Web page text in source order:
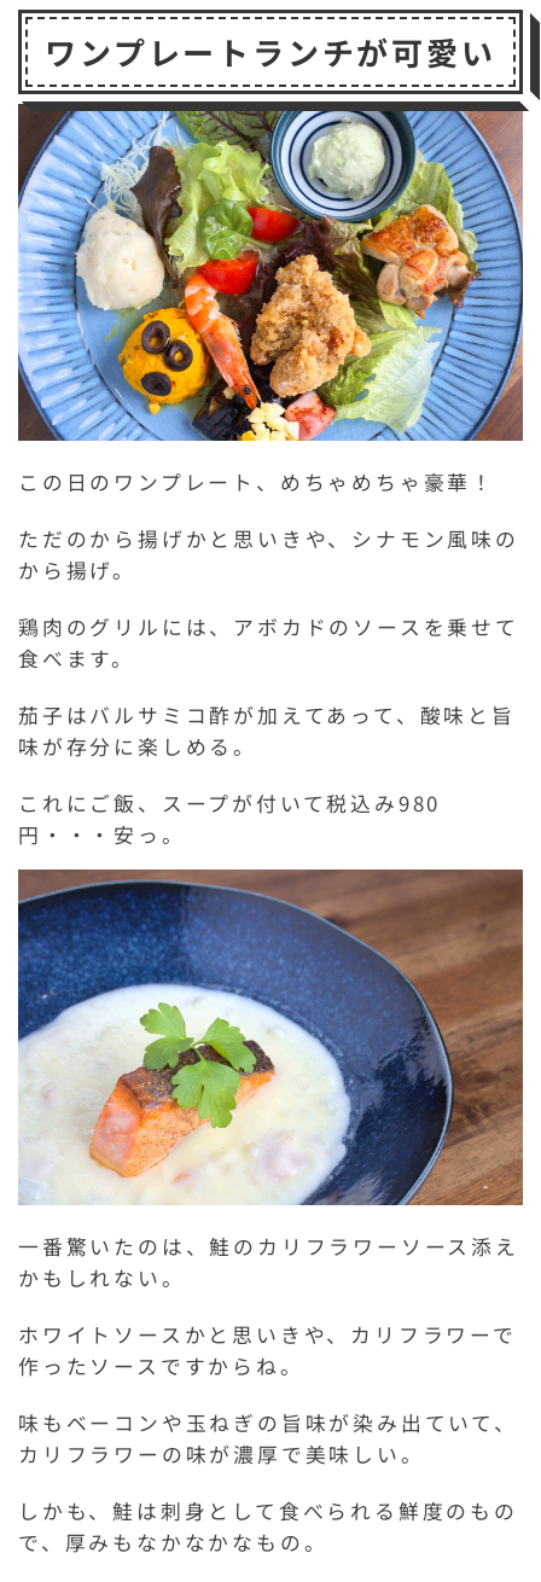
ワンプレートランチが可愛い
この日のワンプレート、めちゃめちゃ豪華！
ただのから揚げかと思いきや、シナモン風味の
から揚げ。
鶏肉のグリルには、アボカドのソースを乗せて
食べます。
茄子はバルサミコ酢が加えてあって、酸味と旨
味が存分に楽しめる。
これにご飯、スープが付いて税込み980
円・・・安っ。
一番驚いたのは、鮭のカリフラワーソース添え
かもしれない。
ホワイトソースかと思いきや、カリフラワーで
作ったソースですからね。
味もベーコンや玉ねぎの旨味が染み出ていて、
カリフラワーの味が濃厚で美味しい。
しかも、鮭は刺身として食べられる鮮度のもの
で、厚みもなかなかなもの。